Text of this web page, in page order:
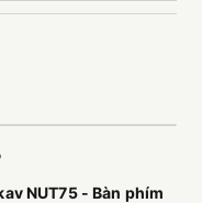
NUT75 - Bàn phím